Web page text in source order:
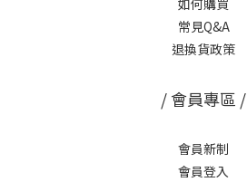
如何購買
常見Q&A
退換貨政策
/ 會員專區 /
會員新制
會員登入